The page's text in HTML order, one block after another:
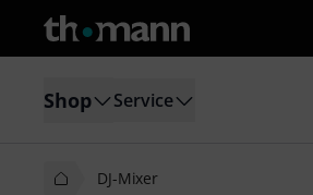
Shop Service
DJ-Mixer